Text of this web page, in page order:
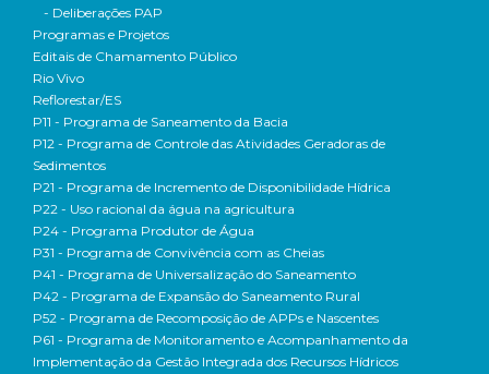
- Deliberações PAP
Programas e Projetos
Editais de Chamamento Público
Rio Vivo
Reflorestar/ES
P11 - Programa de Saneamento da Bacia
P12 - Programa de Controle das Atividades Geradoras de
Sedimentos
P21 - Programa de Incremento de Disponibilidade Hídrica
P22 - Uso racional da água na agricultura
P24 - Programa Produtor de Água
P31 - Programa de Convivência com as Cheias
P41 - Programa de Universalização do Saneamento
P42 - Programa de Expansão do Saneamento Rural
P52 - Programa de Recomposição de APPs e Nascentes
P61 - Programa de Monitoramento e Acompanhamento da
Implementação da Gestão Integrada dos Recursos Hídricos